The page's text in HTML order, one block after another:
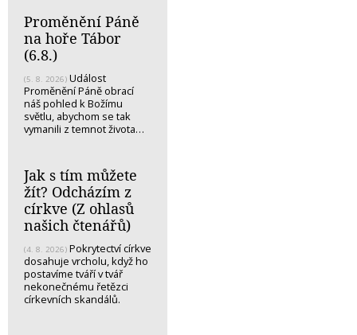
Proměnění Páně
na hoře Tábor
(6.8.)
(5. 8. 2026) Událost
Proměnění Páně obrací
náš pohled k Božímu
světlu, abychom se tak
vymanili z temnot života…
Jak s tím můžete
žít? Odcházím z
církve (Z ohlasů
našich čtenářů)
(4. 8. 2026) Pokrytectví církve
dosahuje vrcholu, když ho
postavíme tváří v tvář
nekonečnému řetězci
církevních skandálů.